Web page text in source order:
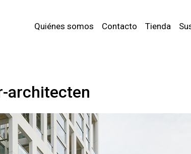
Quiénes somos Contacto Tienda
architecten